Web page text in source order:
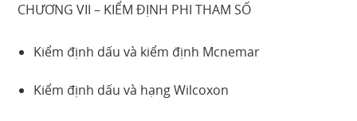
CHƯƠNG VII – KIỂM ĐỊNH PHI THAM SỐ
Kiểm định dấu và kiểm định Mcnemar
Kiểm định dấu và hạng Wilcoxon